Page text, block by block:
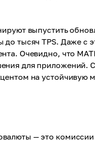
выпустить
до тысяч TPS. Даже с
Очевидно, что
для приложений.
на устойчивую
— это